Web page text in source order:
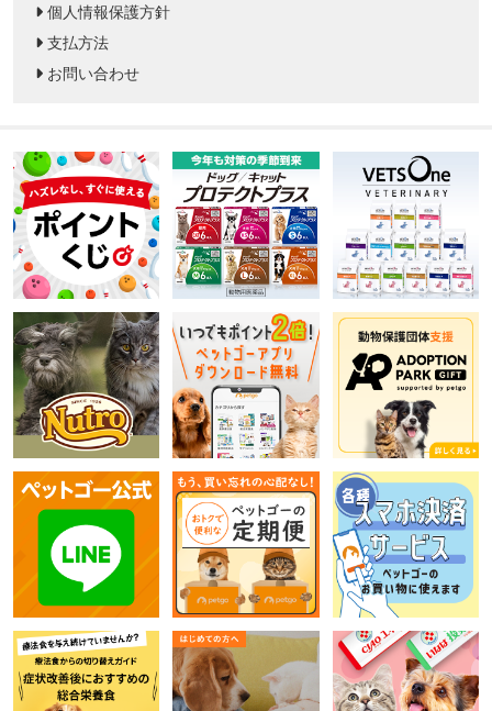
個人情報保護方針
支払方法
お問い合わせ